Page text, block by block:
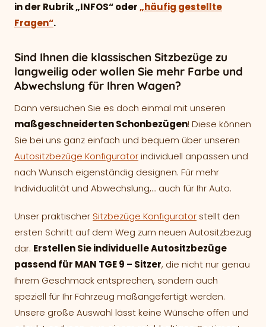
in der Rubrik „INFOS“ oder„häufig gestellte
Fragen“.
Sind Ihnen die klassischen Sitzbezüge zu
langweilig oder wollen Sie mehr Farbe und
Abwechslung für Ihren Wagen?
Dann versuchen Sie es doch einmal mit unseren
maßgeschneiderten Schonbezügen! Diese können
Sie bei uns ganz einfach und bequem über unseren
Autositzbezüge Konfiguratorindividuell anpassen und
nach Wunsch eigenständig designen. Für mehr
Individualität und Abwechslung,… auch für Ihr Auto.
Unser praktischer Sitzbezüge Konfigurator stellt den
ersten Schritt auf dem Weg zum neuen Autositzbezug
dar. Erstellen Sie individuelle Autositzbezüge
passend für MAN TGE 9 – Sitzer, die nicht nur genau
Ihrem Geschmack entsprechen, sondern auch
speziell für Ihr Fahrzeug maßangefertigt werden.
Unsere große Auswahl lässt keine Wünsche offen und